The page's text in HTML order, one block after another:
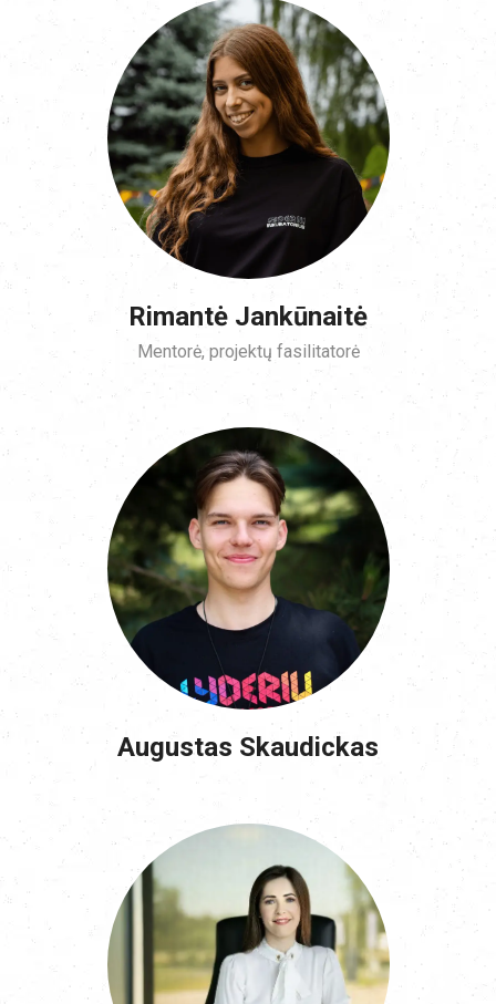
Rimantė Jankūnaitė
Mentorė, projektų fasilitatorė
Augustas Skaudickas